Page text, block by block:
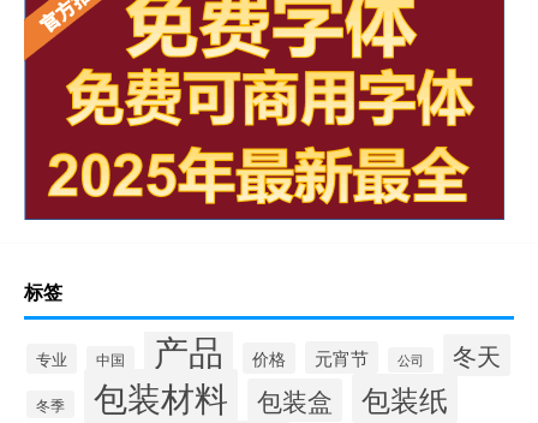
标签
专业 中国 产品 价格 元宵节 公司 冬天
冬季 包装材料 包装盒 包装纸